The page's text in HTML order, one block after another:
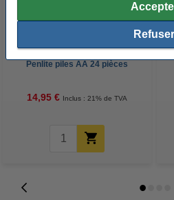
Refuser
123accu Xtreme Power MN1500
Penlite piles AA 24 pièces
14,95 € Inclus : 21% de TVA